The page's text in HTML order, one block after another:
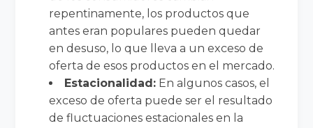
repentinamente, los productos que
antes eran populares pueden quedar
en desuso, lo que lleva a un exceso de
oferta de esos productos en el mercado.
Estacionalidad: En algunos casos, el
exceso de oferta puede ser el resultado
de fluctuaciones estacionales en la